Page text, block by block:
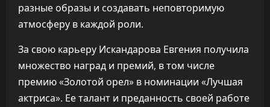
разные образы и создавать неповторимую
атмосферу в каждой роли.
За свою карьеру Искандарова Евгения получила
множество наград и премий, в том числе
премию «Золотой орел» в номинации «Лучшая
актриса». Ее талант и преданность своей работе